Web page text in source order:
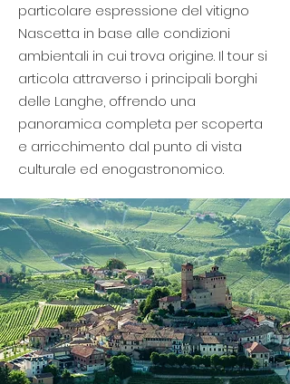
particolare espressione del vitigno
Nascetta in base alle condizioni
ambientali in cui trova origine. Il tour si
articola attraverso i principali borghi
delle Langhe, offrendo una
panoramica completa per scoperta
e arricchimento dal punto di vista
culturale ed enogastronomico.